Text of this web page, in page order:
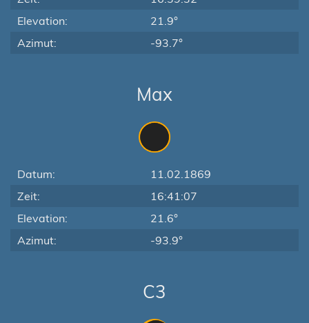
Elevation:
21.9°
Azimut:
-93.7°
Max
Datum:
11.02.1869
Zeit:
16:41:07
Elevation:
21.6°
Azimut:
-93.9°
C3